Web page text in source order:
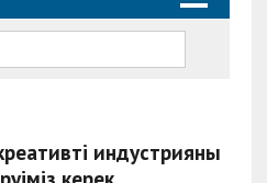
индустрияны